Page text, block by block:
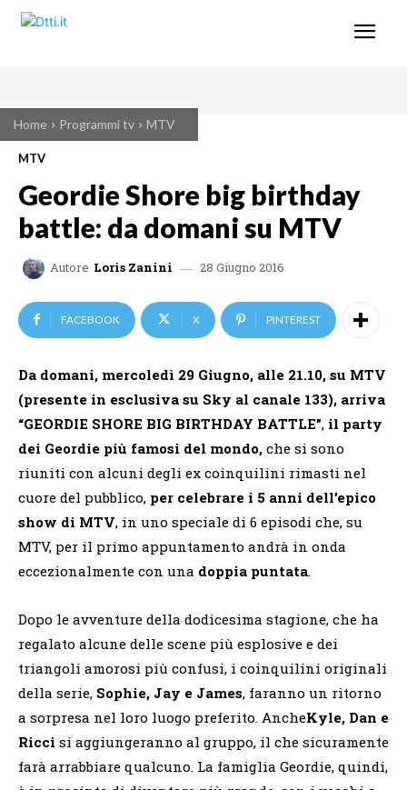
Home Programmi tv MTV
MTV
Geordie Shore big birthday
battle: da domani su MTV
Autore Loris Zanini 28 Giugno 2016
FACEBOOK X PINTEREST
Da domani, mercoledì 29 Giugno, alle 21.10, su MTV
(presente in esclusiva su Sky al canale 133), arriva
“GEORDIE SHORE BIG BIRTHDAY BATTLE”, il party
dei Geordie più famosi del mondo, che si sono
riuniti con alcuni degli ex coinquilini rimasti nel
cuore del pubblico, per celebrare i 5 anni dell’epico
show di MTV, in uno speciale di 6 episodi che, su
MTV, per il primo appuntamento andrà in onda
eccezionalmente con una doppia puntata.
Dopo le avventure della dodicesima stagione, che ha
regalato alcune delle scene più esplosive e dei
triangoli amorosi più confusi, i coinquilini originali
della serie, Sophie, Jay e James, faranno un ritorno
a sorpresa nel loro luogo preferito. AncheKyle, Dan e
Ricci si aggiungeranno al gruppo, il che sicuramente
farà arrabbiare qualcuno. La famiglia Geordie, quindi,